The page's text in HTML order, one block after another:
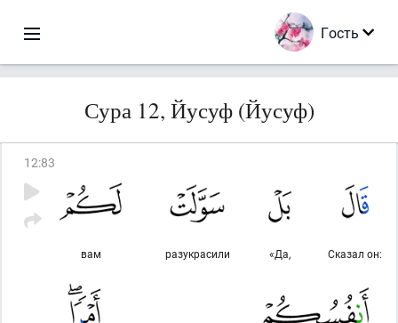
Гость
Сура 12, Йусуф (Йусуф)
12:83
Сказал он:
«Да,
разукрасили
вам